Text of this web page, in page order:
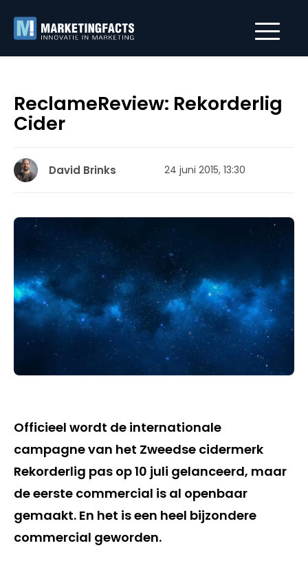
ReclameReview: Rekorderlig
Cider
David Brinks 24 juni 2015, 13:30
Officieel wordt de internationale
campagne van het Zweedse cidermerk
Rekorderlig pas op 10 juli gelanceerd, maar
de eerste commercial is al openbaar
gemaakt. En het is een heel bijzondere
commercial geworden.